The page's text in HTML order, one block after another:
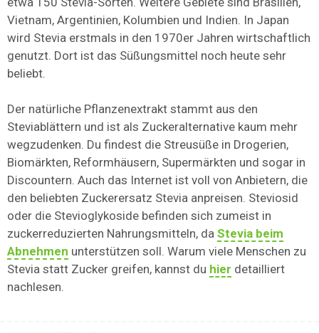
Vietnam, Argentinien, Kolumbien und Indien. In Japan
wird Stevia erstmals in den 1970er Jahren wirtschaftlich
genutzt. Dort ist das Süßungsmittel noch heute sehr
beliebt.
Der natürliche Pflanzenextrakt stammt aus den
Steviablättern und ist als Zuckeralternative kaum mehr
wegzudenken. Du findest die Streusüße in Drogerien,
Biomärkten, Reformhäusern, Supermärkten und sogar in
Discountern. Auch das Internet ist voll von Anbietern, die
den beliebten Zuckerersatz Stevia anpreisen. Steviosid
oder die Stevioglykoside befinden sich zumeist in
zuckerreduzierten Nahrungsmitteln, da Stevia beim
Abnehmen unterstützen soll. Warum viele Menschen zu
Stevia statt Zucker greifen, kannst du hier detailliert
nachlesen.